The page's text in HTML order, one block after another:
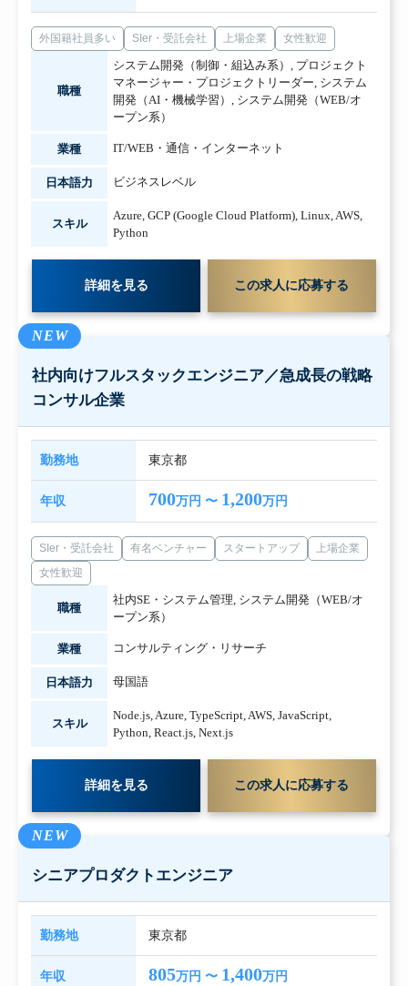
外国籍社員多い SIer・受託会社 上場企業 女性歓迎
職種
システム開発（制御・組込み系） , プロジェクト
マネージャー・プロジェクトリーダー, システム
開発（AI・機械学習） , システム開発（WEB/オ
ープン系）
業種 IT/WEB・通信・インターネット
日本語力 ビジネスレベル
スキル
Azure, GCP (Google Cloud Platform), Linux,AWS,
Python
詳細を見る この求人に応募する
NEW
社内向けフルスタックエンジニア／急成長の戦略
コンサル企業
勤務地 東京都
年収 700万円 〜 1,200万円
SIer・受託会社 有名ベンチャー スタートアップ
上場企業
女性歓迎
職種
社内SE・システム管理, システム開発（WEB/オ
ープン系）
業種 コンサルティング・リサーチ
日本語力 母国語
スキル
Node.js,Azure, TypeScript,AWS, JavaScript,
Python, React.js, Next.js
詳細を見る この求人に応募する
NEW
シニアプロダクトエンジニア
勤務地 東京都
年収 805万円 〜 1,400万円